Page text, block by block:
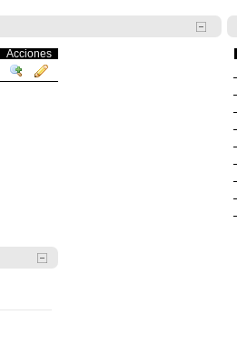
Acciones